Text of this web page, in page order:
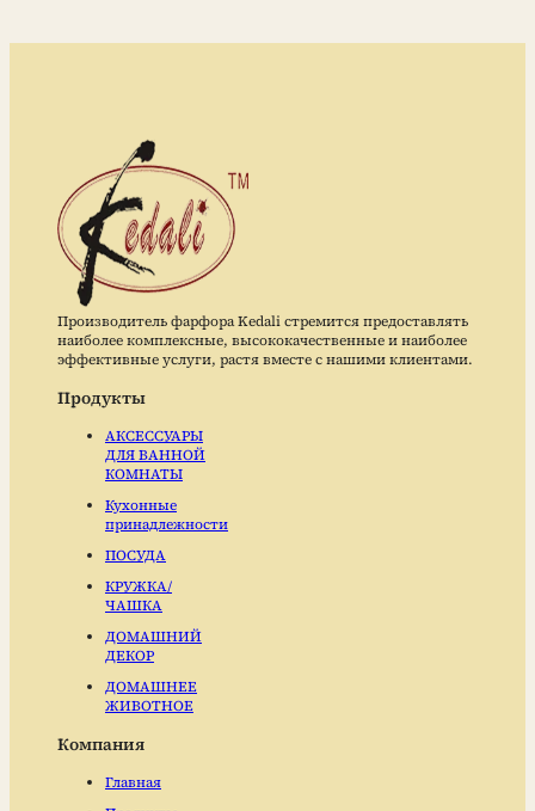
Производитель фарфора Kedali стремится предоставлять
наиболее комплексные, высококачественные и наиболее
эффективные услуги, растя вместе с нашими клиентами.
Продукты
АКСЕССУАРЫ
ДЛЯ ВАННОЙ
КОМНАТЫ
Кухонные
принадлежности
ПОСУДА
КРУЖКА/
ЧАШКА
ДОМАШНИЙ
ДЕКОР
ДОМАШНЕЕ
ЖИВОТНОЕ
Компания
Главная